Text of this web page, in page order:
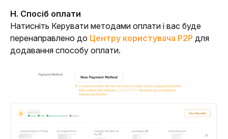
H. Спосіб оплати
Натисніть Керувати методами оплати і вас буде
перенаправлено до Центру користувача P2P для
додавання способу оплати.